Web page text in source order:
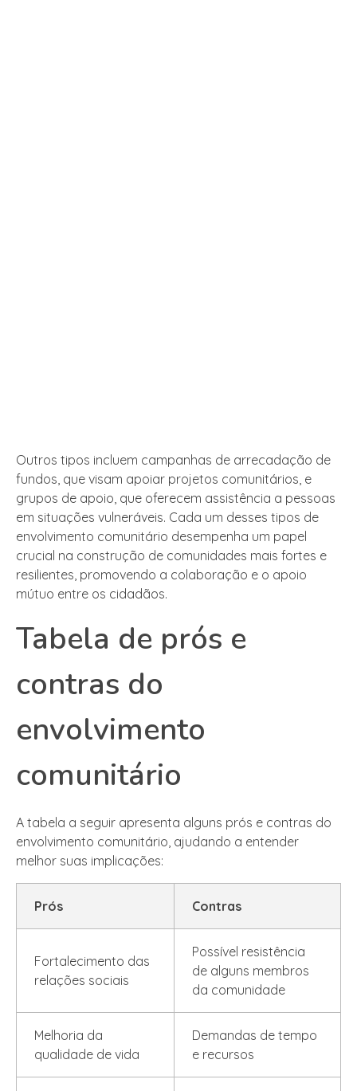
Outros tipos incluem campanhas de arrecadação de
fundos, que visam apoiar projetos comunitários, e
grupos de apoio, que oferecem assistência a pessoas
em situações vulneráveis. Cada um desses tipos de
envolvimento comunitário desempenha um papel
crucial na construção de comunidades mais fortes e
resilientes, promovendo a colaboração e o apoio
mútuo entre os cidadãos.
Tabela de prós e
contras do
envolvimento
comunitário
A tabela a seguir apresenta alguns prós e contras do
envolvimento comunitário, ajudando a entender
melhor suas implicações:
Prós Contras
Fortalecimento das
relações sociais
Possível resistência
de alguns membros
da comunidade
Melhoria da
qualidade de vida
Demandas de tempo
e recursos